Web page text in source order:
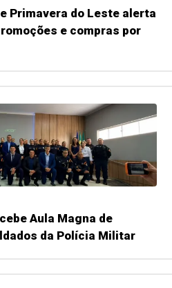
Primavera do Leste alerta
e compras por
Aula Magna de
da Polícia Militar